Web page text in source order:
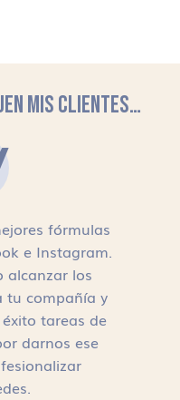
MIS CLIENTES…
fórmulas
e Instagram.
alcanzar los
tu compañía y
tareas de
darnos ese